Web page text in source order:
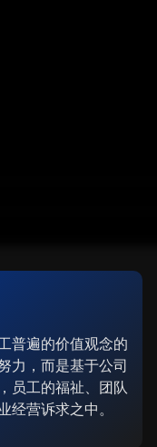
普遍的价值观念的
力，而是基于公司
员工的福祉、团队
经营诉求之中。